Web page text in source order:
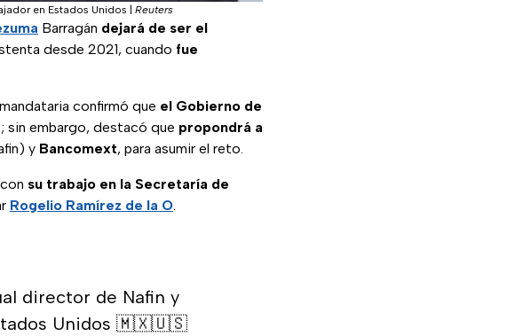
en Estados Unidos Reuters
Barragán dejará de ser el
desde 2021, cuando fue
confirmó que el Gobierno de
; sin embargo, destacó que propondrá a
y Bancomext, para asumir el reto.
su trabajo en la Secretaría de
Rogelio Ramírez de la O.
director de Nafin y
Unidos 🇲🇽🇺🇸